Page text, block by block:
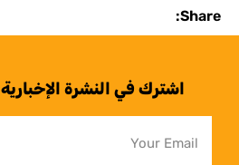
Share:
اشترك في النشرة الإخبارية